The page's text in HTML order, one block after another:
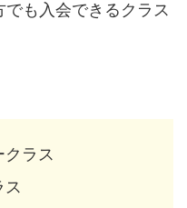
も入会できるクラス
クラス